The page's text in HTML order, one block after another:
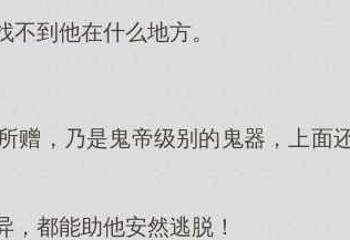
到他在什么地方。
赠，乃是鬼帝级别的鬼器，上面
都能助他安然逃脱！